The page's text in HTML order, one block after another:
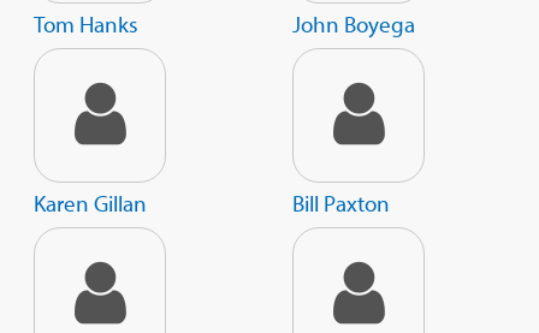
Tom Hanks John Boyega
Karen Gillan Bill Paxton